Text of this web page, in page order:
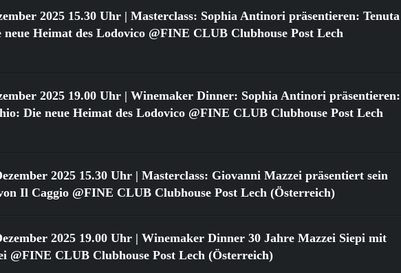
2025 15.30 Uhr | Masterclass: Sophia Antinori präsentieren: Tenuta
Heimat des Lodovico @FINE CLUB Clubhouse Post Lech
2025 19.00 Uhr | Winemaker Dinner: Sophia Antinori präsentieren:
Die neue Heimat des Lodovico @FINE CLUB Clubhouse Post Lech
2025 15.30 Uhr | Masterclass: Giovanni Mazzei präsentiert sein
Il Caggio @FINE CLUB Clubhouse Post Lech (Österreich)
2025 19.00 Uhr | Winemaker Dinner 30 Jahre Mazzei Siepi mit
@FINE CLUB Clubhouse Post Lech (Österreich)